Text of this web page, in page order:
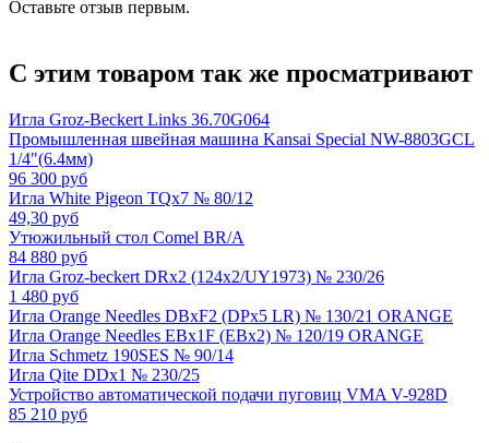
Оставьте отзыв первым.
С этим товаром так же просматривают
Игла Groz-Beckert Links 36.70G064
Промышленная швейная машина Kansai Special NW-8803GCL
1/4"(6.4мм)
96 300 руб
Игла White Pigeon TQx7 № 80/12
49,30 руб
Утюжильный стол Comel BR/A
84 880 руб
Игла Groz-beckert DRx2 (124x2/UY1973) № 230/26
1 480 руб
Игла Orange Needles DBxF2 (DPx5 LR) № 130/21 ORANGE
Игла Orange Needles EBx1F (EBx2) № 120/19 ORANGE
Игла Schmetz 190SES № 90/14
Игла Qite DDx1 № 230/25
Устройство автоматической подачи пуговиц VMA V-928D
85 210 руб